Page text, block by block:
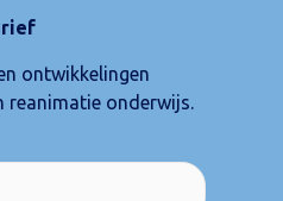
ontwikkelingen
reanimatie onderwijs.